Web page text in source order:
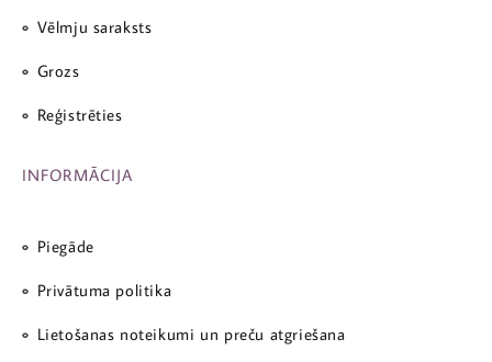
Vēlmju saraksts
Grozs
Reģistrēties
INFORMĀCIJA
Piegāde
Privātuma politika
Lietošanas noteikumi un preču atgriešana